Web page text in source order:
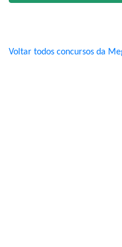
Voltar todos concursos da